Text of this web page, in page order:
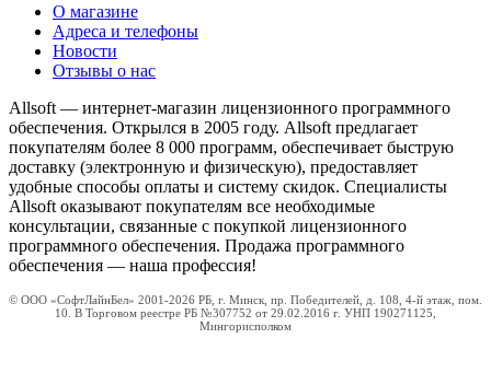
О магазине
Адреса и телефоны
Новости
Отзывы о нас
Allsoft — интернет-магазин лицензионного программного
обеспечения. Открылся в 2005 году. Allsoft предлагает
покупателям более 8 000 программ, обеспечивает быструю
доставку (электронную и физическую), предоставляет
удобные способы оплаты и систему скидок. Специалисты
Allsoft оказывают покупателям все необходимые
консультации, связанные с покупкой лицензионного
программного обеспечения. Продажа программного
обеспечения — наша профессия!
© ООО «СофтЛайнБел» 2001-2026 РБ, г. Минск, пр. Победителей, д. 108, 4-й этаж, пом.
10. В Торговом реестре РБ №307752 от 29.02.2016 г. УНП 190271125,
Мингорисполком